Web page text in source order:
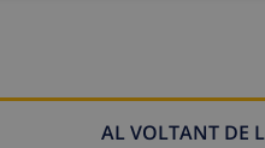
AL VOLTANT DE